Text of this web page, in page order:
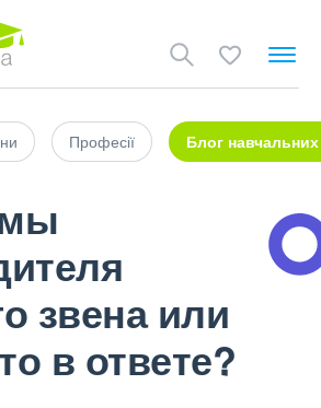
Професії Блог навчальних
звена или
в ответе?